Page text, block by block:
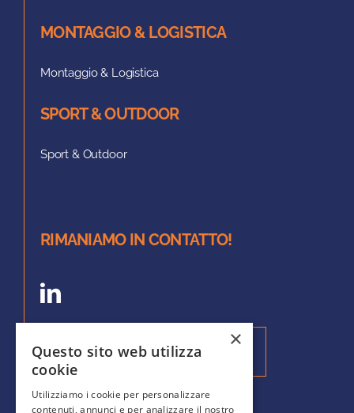
MONTAGGIO & LOGISTICA
Montaggio & Logistica
SPORT & OUTDOOR
Sport & Outdoor
RIMANIAMO IN CONTATTO!
Iscriviti alla nostra Newsletter×
Questo sito web utilizza
cookie
Utilizziamo i cookie per personalizzare
contenuti, annunci e per analizzare il nostro